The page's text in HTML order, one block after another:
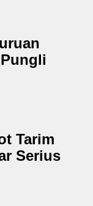
Tarim
Serius